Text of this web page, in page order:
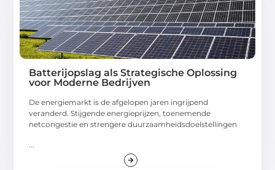
Batterijopslag als Strategische Oplossing
voor Moderne Bedrijven
De energiemarkt is de afgelopen jaren ingrijpend
veranderd. Stijgende energieprijzen, toenemende
netcongestie en strengere duurzaamheidsdoelstellingen